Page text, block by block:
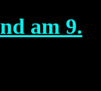
am 9.